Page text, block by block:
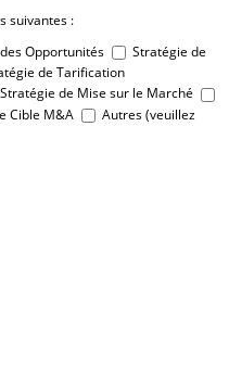
suivantes :
Opportunités
Stratégie de
de Tarification
Stratégie de Mise sur le Marché
Cible M&A
Autres (veuillez